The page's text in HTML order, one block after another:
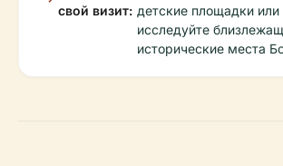
свой визит: детские площадки или
исследуйте
исторические места